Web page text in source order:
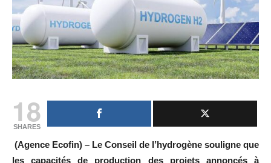
18
SHARES
(Agence Ecofin) – Le Conseil de l’hydrogène souligne que
les capacités de production des projets annoncés à